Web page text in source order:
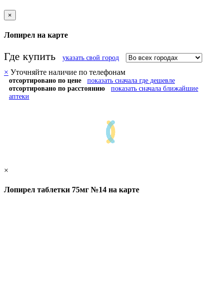
×
Лопирел на карте
Где купить указать свой город
× Уточняйте наличие по телефонам
отсортировано по цене
показать сначала где дешевле
отсортировано по расстоянию
показать сначала ближайшие
аптеки
×
Лопирел таблетки 75мг №14 на карте